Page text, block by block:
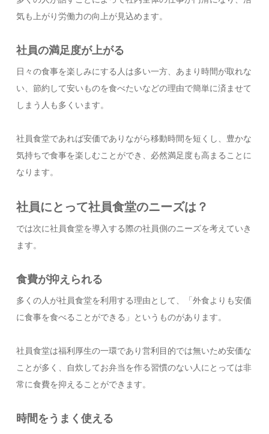
気も上がり労働力の向上が見込めます。
社員の満足度が上がる
日々の食事を楽しみにする人は多い一方、あまり時間が取れな
い、節約して安いものを食べたいなどの理由で簡単に済ませて
しまう人も多くいます。
社員食堂であれば安価でありながら移動時間を短くし、豊かな
気持ちで食事を楽しむことができ、必然満足度も高まることに
なります。
社員にとって社員食堂のニーズは？
では次に社員食堂を導入する際の社員側のニーズを考えていき
ます。
食費が抑えられる
多くの人が社員食堂を利用する理由として、「外食よりも安価
に食事を食べることができる」というものがあります。
社員食堂は福利厚生の一環であり営利目的では無いため安価な
ことが多く、自炊してお弁当を作る習慣のない人にとっては非
常に食費を抑えることができます。
時間をうまく使える